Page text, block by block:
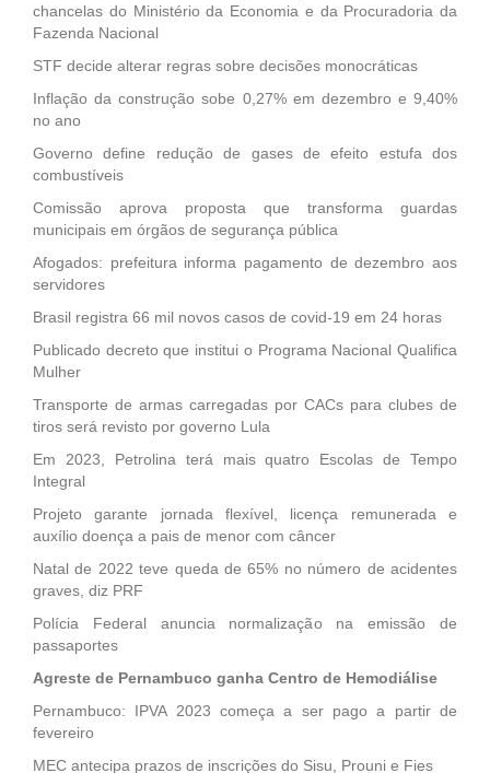
chancelas do Ministério da Economia e da Procuradoria da
Fazenda Nacional
STF decide alterar regras sobre decisões monocráticas
Inflação da construção sobe 0,27% em dezembro e 9,40%
no ano
Governo define redução de gases de efeito estufa dos
combustíveis
Comissão aprova proposta que transforma guardas
municipais em órgãos de segurança pública
Afogados: prefeitura informa pagamento de dezembro aos
servidores
Brasil registra 66 mil novos casos de covid-19 em 24 horas
Publicado decreto que institui o Programa Nacional Qualifica
Mulher
Transporte de armas carregadas por CACs para clubes de
tiros será revisto por governo Lula
Em 2023, Petrolina terá mais quatro Escolas de Tempo
Integral
Projeto garante jornada flexível, licença remunerada e
auxílio doença a pais de menor com câncer
Natal de 2022 teve queda de 65% no número de acidentes
graves, diz PRF
Polícia Federal anuncia normalização na emissão de
passaportes
Agreste de Pernambuco ganha Centro de Hemodiálise
Pernambuco: IPVA 2023 começa a ser pago a partir de
fevereiro
MEC antecipa prazos de inscrições do Sisu, Prouni e Fies